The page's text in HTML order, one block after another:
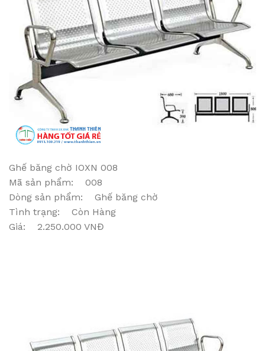
Ghế băng chờ IOXN 008
Mã sản phẩm: 008
Dòng sản phẩm: Ghế băng chờ
Tình trạng: Còn Hàng
Giá: 2.250.000 VNĐ